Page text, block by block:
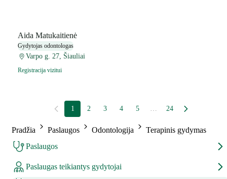
Aida Matukaitienė
Gydytojas odontologas
Varpo g. 27, Šiauliai
Registracija vizitui
1 2 3 4 5 … 24
Pradžia Paslaugos Odontologija
Terapinis gydymas
Paslaugos
Paslaugas teikiantys gydytojai